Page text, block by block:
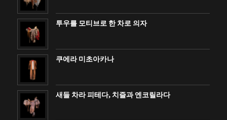
투우를 모티브로 한 차로 의자
쿠에라 미초아카나
새들 차라 피테다, 치즐과 엔코릴라다